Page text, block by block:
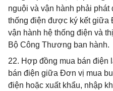
nguội và vận hành phải phát
thống điện được ký kết
vận hành hệ thống điện và
Bộ Công Thương ban hành.
22. Hợp đồng mua bán điện
bán điện giữa Đơn vị mua
điện hoặc xuất khẩu, nhập